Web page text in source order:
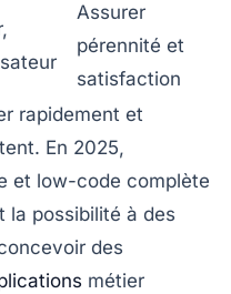
Assurer
pérennité et
satisfaction
rapidement et
En 2025,
et low-code complète
la possibilité à des
des
métier